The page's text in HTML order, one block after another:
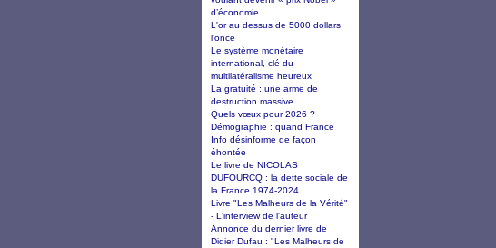
d’économie.
L'or au dessus de 5000 dollars
l'once
Le système monétaire
international, clé du
multilatéralisme heureux
La gratuité : une arme de
destruction massive
Quels vœux pour 2026 ?
Démographie : quand France
Info désinforme de façon
éhontée
Le livre de NICOLAS
DUFOURCQ : la dette sociale de
la France 1974-2024
Livre "Les Malheurs de la Vérité"
- L'interview de l'auteur
Annonce du dernier livre de
Didier Dufau : "Les Malheurs de